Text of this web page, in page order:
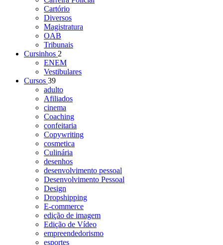
Cartório
Diversos
Magistratura
OAB
Tribunais
Cursinhos 2
ENEM
Vestibulares
Cursos 39
adulto
Afiliados
cinema
Coaching
confeitaria
Copywriting
cosmetica
Culinária
desenhos
desenvolvimento pessoal
Desenvolvimento Pessoal
Design
Dropshipping
E-commerce
edição de imagem
Edição de Vídeo
empreendedorismo
esportes